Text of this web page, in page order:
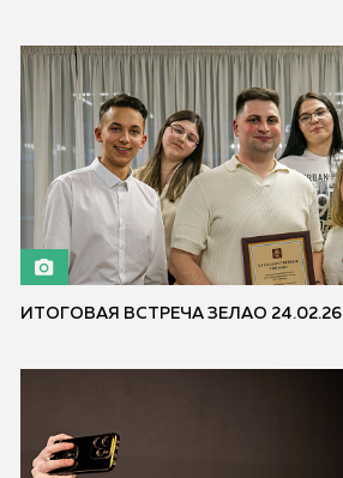
ИТОГОВАЯ ВСТРЕЧА ЗЕЛАО 24.02.26